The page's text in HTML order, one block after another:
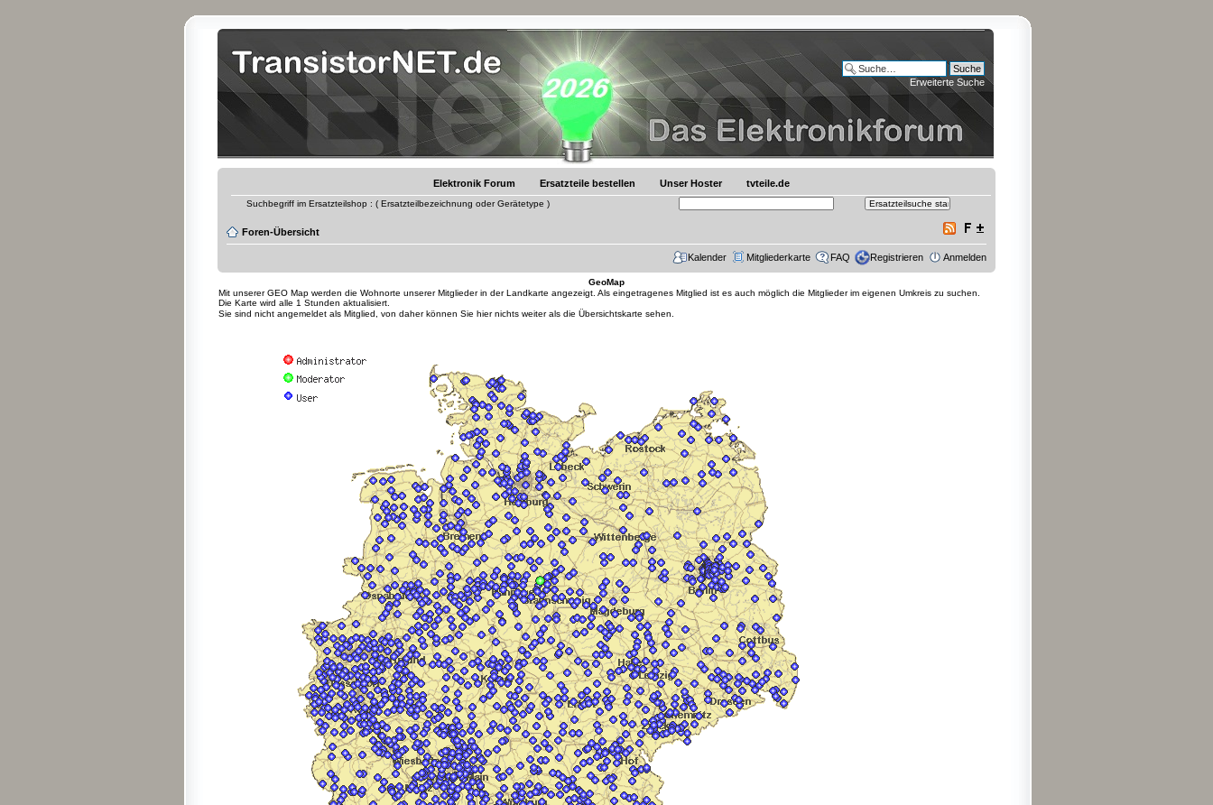
Erweiterte Suche
Elektronik Forum Ersatzteile bestellen Unser Hoster tvteile.de
Suchbegriff im Ersatzteilshop : ( Ersatzteilbezeichnung oder Gerätetype )
Foren-Übersicht
Kalender Mitgliederkarte FAQ Registrieren Anmelden
GeoMap
Mit unserer GEO Map werden die Wohnorte unserer Mitglieder in der Landkarte angezeigt. Als eingetragenes Mitglied ist es auch möglich die Mitglieder im eigenen Umkreis zu suchen.
Die Karte wird alle 1 Stunden aktualisiert.
Sie sind nicht angemeldet als Mitglied, von daher können Sie hier nichts weiter als die Übersichtskarte sehen.